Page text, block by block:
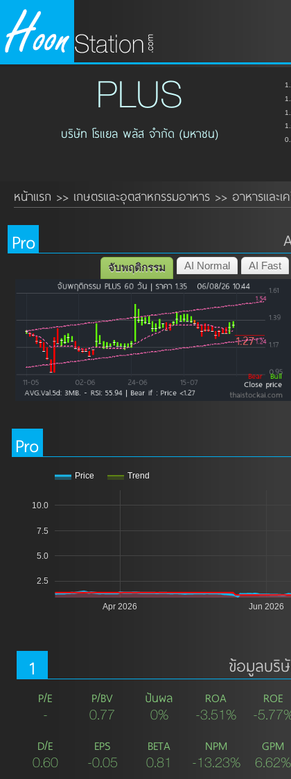
PLUS
บริษัท โรแยล พลัส จำกัด (มหาชน)
หน้าแรก >> เกษตรและอุตสาหกรรมอาหาร >> อาหารและเ
Pro
AI Fast
AI Normal
จับพฤติกรรม
Pro
Price Trend
Apr 2026 Jun 2026
2.5
5.0
7.5
10.0
1 ข้อมูลบริ
P/E
-
P/BV
0.77
ปันผล
0%
ROA
-3.51%
ROE
-
D/E
0.60
EPS
-0.05
BETA
0.81
NPM
-13.23%
GPM
6.62%